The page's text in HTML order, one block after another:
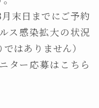
末日までにご予約
ス感染拡大の状況
はありません）
ター応募はこちら